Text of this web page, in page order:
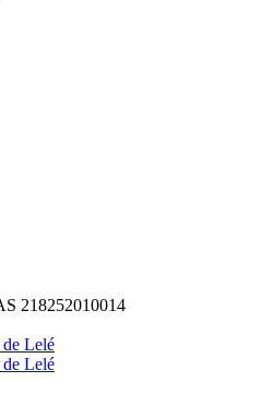
218252010014